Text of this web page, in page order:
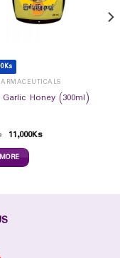
Garlic Honey (300ml)
11,000Ks